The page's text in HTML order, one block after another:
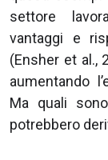
settore
vantaggi e
(Ensher et al.,
aumentando
Ma quali
potrebbero